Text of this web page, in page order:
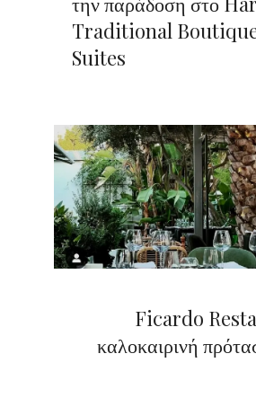
Traditional
Suites
Ficardo
καλοκαιρινή